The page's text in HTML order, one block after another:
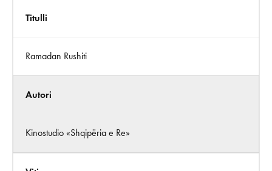
Titulli
Ramadan Rushiti
Autori
Kinostudio «Shqipëria e Re»